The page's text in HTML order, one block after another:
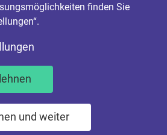
finden Sie
und weiter